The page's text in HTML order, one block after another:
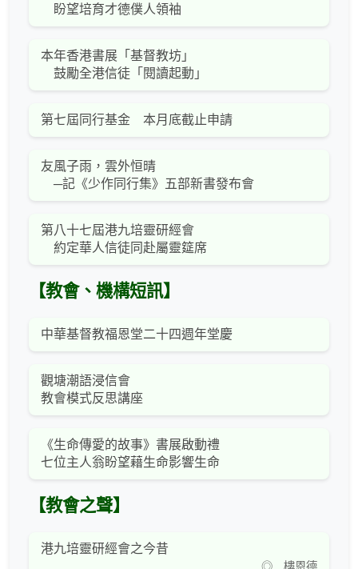
盼望培育才德僕人領袖
本年香港書展「基督教坊」
鼓勵全港信徒「閱讀起動」
第七屆同行基金 本月底截止申請
友風子雨，雲外恒晴
─記《少作同行集》五部新書發布會
第八十七屆港九培靈研經會
約定華人信徒同赴屬靈筵席
【教會、機構短訊】
中華基督教福恩堂二十四週年堂慶
觀塘潮語浸信會
教會模式反思講座
《生命傳愛的故事》書展啟動禮
七位主人翁盼望藉生命影響生命
【教會之聲】
港九培靈研經會之今昔